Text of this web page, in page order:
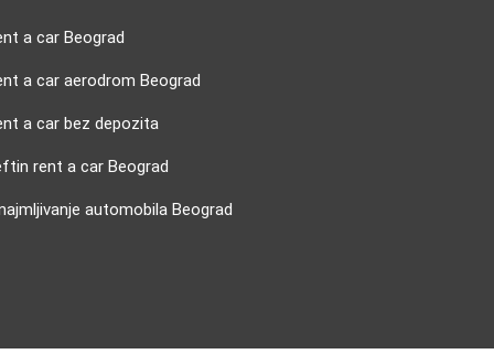
a car Beograd
a car aerodrom Beograd
a car bez depozita
rent a car Beograd
automobila Beograd